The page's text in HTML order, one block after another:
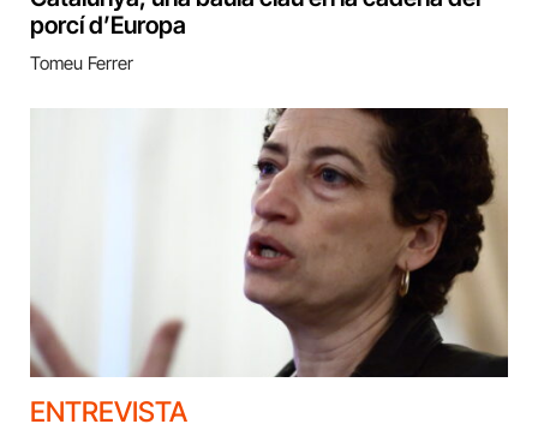
porcí d’Europa
Tomeu Ferrer
ENTREVISTA